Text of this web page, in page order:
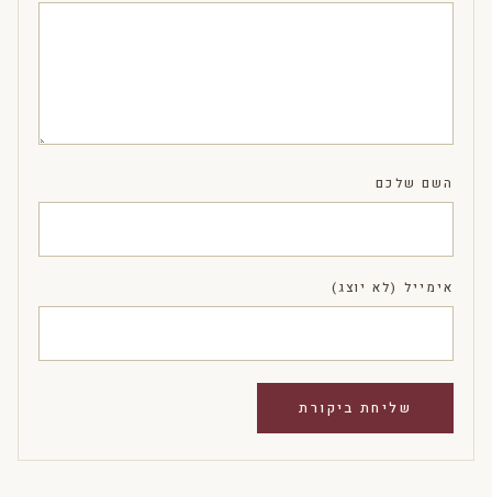
השם שלכם
אימייל (לא יוצג)